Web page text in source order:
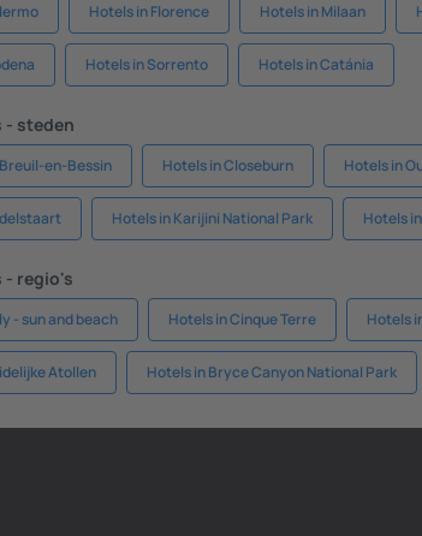
Hotels in Florence Hotels in Milaan
Hotels in Sorrento Hotels in Catánia
- steden
en-Bessin Hotels in Closeburn Hotels in
Hotels in Karijini National Park Hotels
- regio's
- sun and beach Hotels in Cinque Terre Hotels
Atollen Hotels in Bryce Canyon National Park